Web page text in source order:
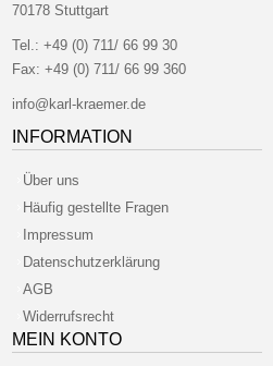
70178 Stuttgart
Tel.:+49 (0) 711/ 66 99 30
Fax: +49 (0) 711/ 66 99 360
info@karl-kraemer.de
INFORMATION
Über uns
Häufig gestellte Fragen
Impressum
Datenschutzerklärung
AGB
Widerrufsrecht
MEIN KONTO